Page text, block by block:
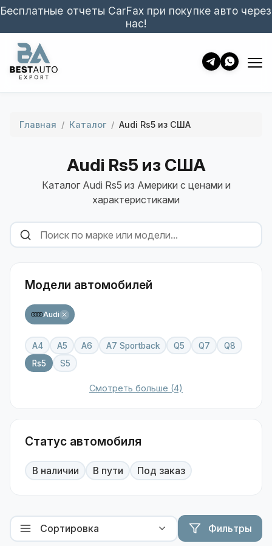
Бесплатные отчеты CarFax при покупке авто через
нас!
Главная / Каталог / Audi Rs5 из США
Audi Rs5 из США
Каталог Audi Rs5 из Америки с ценами и
характеристиками
Модели автомобилей
Audi
A4 A5 A6 A7 Sportback Q5 Q7
Q8
Rs5
S5
Смотреть больше (4)
Статус автомобиля
В наличии В пути Под заказ
Фильтры